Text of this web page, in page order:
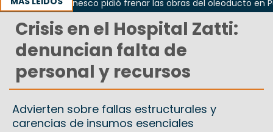
La Unesco pidió frenar las obras del oleoducto en
Crisis en el Hospital Zatti:
denuncian falta de
personal y recursos
Advierten sobre fallas estructurales y
carencias de insumos esenciales